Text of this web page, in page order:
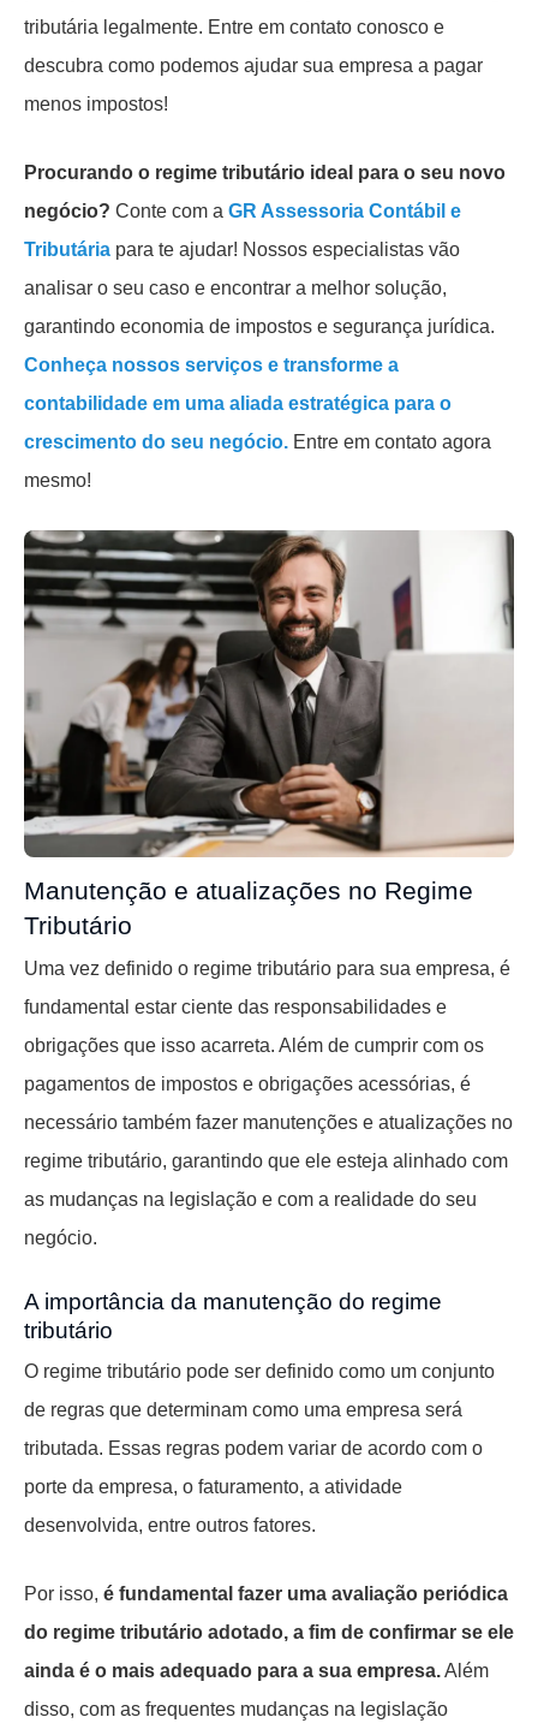
tributária legalmente. Entre em contato conosco e
descubra como podemos ajudar sua empresa a pagar
menos impostos!
Procurando o regime tributário ideal para o seu novo
negócio? Conte com a GR Assessoria Contábil e
Tributária para te ajudar! Nossos especialistas vão
analisar o seu caso e encontrar a melhor solução,
garantindo economia de impostos e segurança jurídica.
Conheça nossos serviços e transforme a
contabilidade em uma aliada estratégica para o
crescimento do seu negócio. Entre em contato agora
mesmo!
Manutenção e atualizações no Regime
Tributário
Uma vez definido o regime tributário para sua empresa, é
fundamental estar ciente das responsabilidades e
obrigações que isso acarreta. Além de cumprir com os
pagamentos de impostos e obrigações acessórias, é
necessário também fazer manutenções e atualizações no
regime tributário, garantindo que ele esteja alinhado com
as mudanças na legislação e com a realidade do seu
negócio.
A importância da manutenção do regime
tributário
O regime tributário pode ser definido como um conjunto
de regras que determinam como uma empresa será
tributada. Essas regras podem variar de acordo com o
porte da empresa, o faturamento, a atividade
desenvolvida, entre outros fatores.
Por isso, é fundamental fazer uma avaliação periódica
do regime tributário adotado, a fim de confirmar se ele
ainda é o mais adequado para a sua empresa.Além
disso, com as frequentes mudanças na legislação